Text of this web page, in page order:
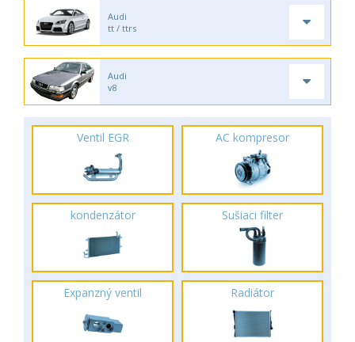
Audi
tt / ttrs
Audi
v8
Ventil EGR AC kompresor
kondenzátor Sušiaci filter
Expanzný ventil Radiátor